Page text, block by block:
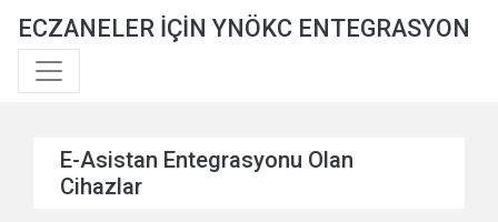
ECZANELER İÇİN YNÖKC ENTEGRASYON
E-Asistan Entegrasyonu Olan
Cihazlar